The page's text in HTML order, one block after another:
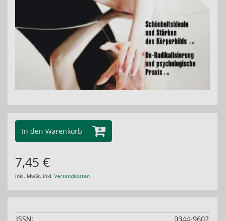
In den Warenkorb
7,45 €
inkl. MwSt. inkl. Versandkosten
ISSN:
0344-9602